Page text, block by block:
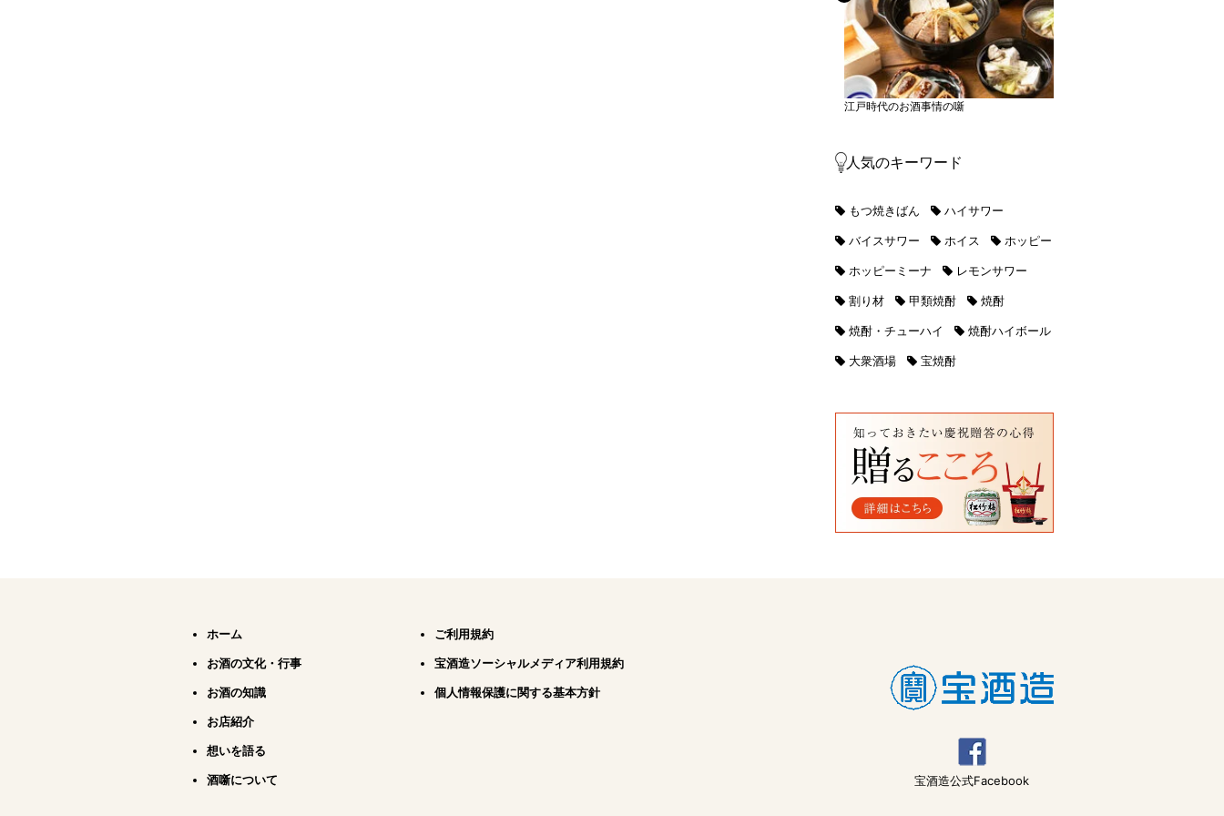
江戸時代のお酒事情の噺
人気のキーワード
もつ焼きばん ハイサワー
バイスサワー ホイス ホッピー
ホッピーミーナ レモンサワー
割り材 甲類焼酎 焼酎
焼酎・チューハイ 焼酎ハイボール
大衆酒場 宝焼酎
ホーム
お酒の文化・行事
お酒の知識
お店紹介
想いを語る
酒噺について
ご利用規約
宝酒造ソーシャルメディア利用規約
個人情報保護に関する基本方針
宝酒造公式Facebook